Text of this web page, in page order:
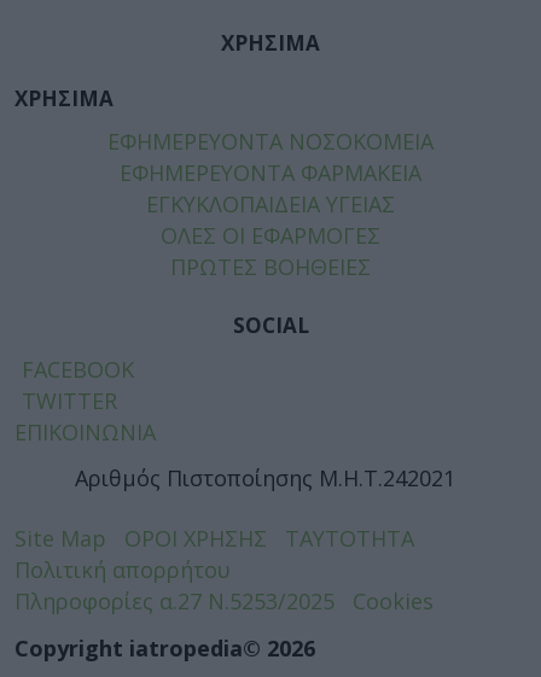
ΧΡΗΣΙΜΑ
ΧΡΗΣΙΜΑ
ΕΦΗΜΕΡΕΥΟΝΤΑ ΝΟΣΟΚΟΜΕΙΑ
ΕΦΗΜΕΡΕΥΟΝΤΑ ΦΑΡΜΑΚΕΙΑ
ΕΓΚΥΚΛΟΠΑΙΔΕΙΑ ΥΓΕΙΑΣ
ΟΛΕΣ ΟΙ ΕΦΑΡΜΟΓΕΣ
ΠΡΩΤΕΣ ΒΟΗΘΕΙΕΣ
SOCIAL
FACEBOOK
TWITTER
ΕΠΙΚΟΙΝΩΝΙΑ
Αριθμός Πιστοποίησης Μ.Η.Τ.242021
Site Map ΟΡΟΙ ΧΡΗΣΗΣ
ΤΑΥΤΟΤΗΤΑ
Πολιτική απορρήτου
Πληροφορίες α.27 Ν.5253/2025
Cookies
Copyright iatropedia© 2026